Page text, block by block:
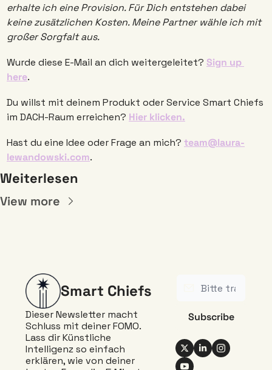
erhalte ich eine Provision. Für Dich entstehen dabei
keine zusätzlichen Kosten. Meine Partner wähle ich mit
großer Sorgfalt aus.
Wurde diese E-Mail an dich weitergeleitet? Sign up
here.
Du willst mit deinem Produkt oder Service Smart Chiefs
im DACH-Raum erreichen? Hier klicken.
Hast du eine Idee oder Frage an mich? team@laura-
lewandowski.com.
Weiterlesen
View more
Smart Chiefs
Dieser Newsletter macht
Schluss mit deiner FOMO.
Lass dir Künstliche
Intelligenz so einfach
erklären, wie von deiner
Subscribe